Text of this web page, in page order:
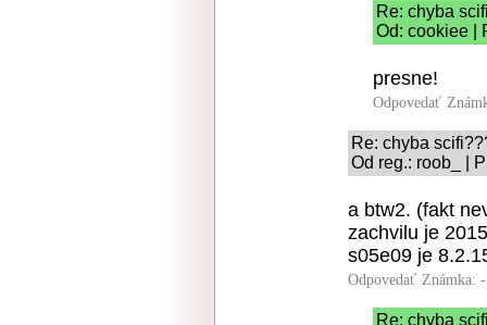
Re: chyba
Od: cookiee |
presne!
Odpovedať
Re: chyba
Od reg.: roob_ |
a btw2. (fakt
zachvilu je
s05e09 je
Odpovedať Známka:
Re: chyba